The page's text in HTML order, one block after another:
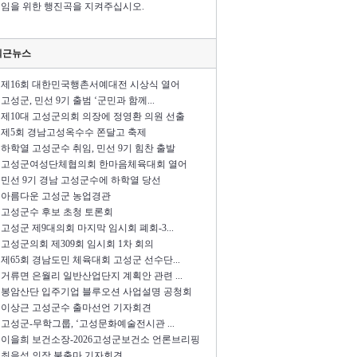
임을 위한 행진곡을 지켜주십시오.
근뉴스
제16회 대한민국행촌서예대전 시상식 열어
고성군, 민선 9기 출범 ‘군민과 함께...
제10대 고성군의회 의장에 정영환 의원 선출
제5회 경남고성옥수수 쫀달고 축제
하학열 고성군수 취임, 민선 9기 힘찬 출발
고성군여성단체협의회 한마음체육대회 열어
민선 9기 경남 고성군수에 하학열 당선
아름다운 고성군 농업경관
고성군수 후보 초청 토론회
고성군 제9대의회 마지막 임시회 폐회-3...
고성군의회 제309회 임시회 1차 회의
제65회 경남도민 체육대회 고성군 선수단...
거류면 은월리 일반산업단지 계획안 관련 ...
봉암산단 입주기업 블루오션 사업설명 공청회
이상근 고성군수 출마선언 기자회견
고성군-무학그룹, ‘고성문화예술전시관 ...
이을희 보건소장-2026고성군보건소 언론브리핑